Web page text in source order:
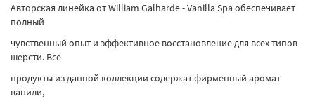
Авторская линейка от William Galharde - Vanilla Spa обеспечивает
полный
чувственный опыт и эффективное восстановление для всех типов
шерсти. Все
продукты из данной коллекции содержат фирменный аромат
ванили,